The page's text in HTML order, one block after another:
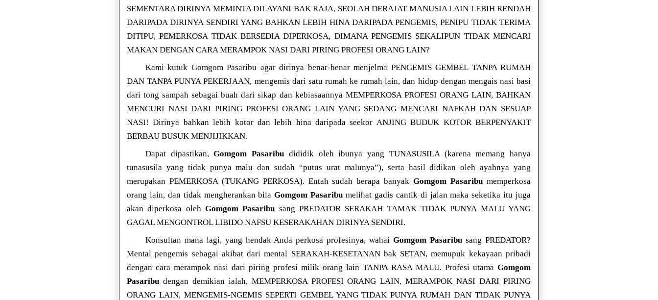
SEMENTARA DIRINYA MEMINTA DILAYANI BAK RAJA, SEOLAH DERAJAT MANUSIA LAIN LEBIH RENDAH
DARIPADA DIRINYA SENDIRI YANG BAHKAN LEBIH HINA DARIPADA PENGEMIS, PENIPU TIDAK TERIMA
DITIPU, PEMERKOSA TIDAK BERSEDIA DIPERKOSA, DIMANA PENGEMIS SEKALIPUN TIDAK MENCARI
MAKAN DENGAN CARA MERAMPOK NASI DARI PIRING PROFESI ORANG LAIN?
Kami kutuk Gomgom Pasaribu agar dirinya benar-benar menjelma PENGEMIS GEMBEL TANPA RUMAH
DAN TANPA PUNYA PEKERJAAN, mengemis dari satu rumah ke rumah lain, dan hidup dengan mengais nasi basi
dari tong sampah sebagai buah dari sikap dan kebiasaannya MEMPERKOSA PROFESI ORANG LAIN, BAHKAN
MENCURI NASI DARI PIRING PROFESI ORANG LAIN YANG SEDANG MENCARI NAFKAH DAN SESUAP
NASI! Dirinya bahkan lebih kotor dan lebih hina daripada seekor ANJING BUDUK KOTOR BERPENYAKIT
BERBAU BUSUK MENJIJIKKAN.
Dapat dipastikan,Gomgom Pasaribu dididik oleh ibunya yang TUNASUSILA (karena memang hanya
tunasusila yang tidak punya malu dan sudah “putus urat malunya”), serta hasil didikan oleh ayahnya yang
merupakan PEMERKOSA (TUKANG PERKOSA). Entah sudah berapa banyakGomgom Pasaribu memperkosa
orang lain, dan tidak mengherankan bilaGomgom Pasaribu melihat gadis cantik di jalan maka seketika itu juga
akan diperkosa oleh Gomgom Pasaribu sang PREDATOR SERAKAH TAMAK TIDAK PUNYA MALU YANG
GAGAL MENGONTROL LIBIDO NAFSU KESERAKAHAN DIRINYA SENDIRI.
Konsultan mana lagi, yang hendak Anda perkosa profesinya, wahaiGomgom Pasaribu sang PREDATOR?
Mental pengemis sebagai akibat dari mental SERAKAH-KESETANAN bak SETAN, memupuk kekayaan pribadi
dengan cara merampok nasi dari piring profesi milik orang lain TANPA RASA MALU. Profesi utama Gomgom
Pasaribu dengan demikian ialah, MEMPERKOSA PROFESI ORANG LAIN, MERAMPOK NASI DARI PIRING
ORANG LAIN, MENGEMIS-NGEMIS SEPERTI GEMBEL YANG TIDAK PUNYA RUMAH DAN TIDAK PUNYA